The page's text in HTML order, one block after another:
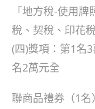
「地方稅-使用
稅、契稅、印花
(四)獎項：第1名
名2萬元全
聯商品禮券（1